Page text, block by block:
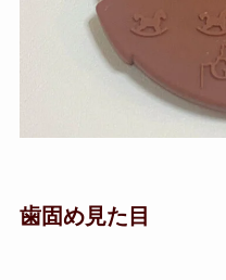
歯固め見た目